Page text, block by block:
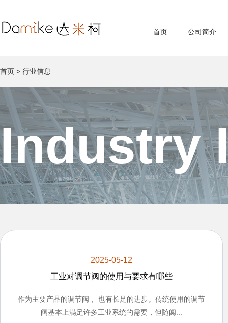
首页 公司简介
首页 > 行业信息
Industry
2025-05-12
工业对调节阀的使用与要求有哪些
作为主要产品的调节阀， 也有长足的进步。传统使用的调节
阀基本上满足许多工业系统的需要，但随阒...